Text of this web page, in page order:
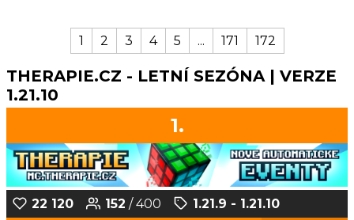
1 2 3 4 5 ... 171 172
THERAPIE.CZ - LETNÍ SEZÓNA | VERZE
1.21.10
1.
22 120 152 / 400
1.21.9 - 1.21.10